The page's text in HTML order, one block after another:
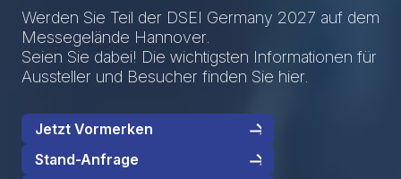
Werden Sie Teil der DSEI Germany 2027 auf dem
Messegelände Hannover.
Seien Sie dabei! Die wichtigsten Informationen für
Aussteller und Besucher finden Sie hier.
Jetzt Vormerken
Stand-Anfrage